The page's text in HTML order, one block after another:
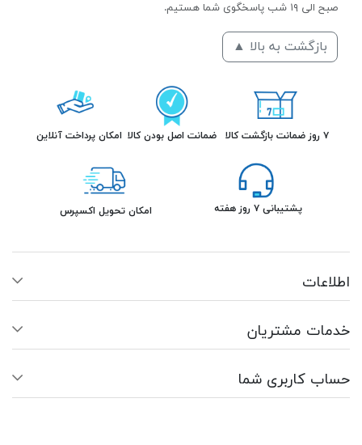
صبح الی ۱۹ شب پاسخگوی شما هستیم.
بازگشت به بالا ▲
۷ روز ضمانت بازگشت کالا ضمانت اصل بودن کالا امکان پرداخت آنلاین
پشتیبانی ۷ روز هفته امکان تحویل اکسپرس
اطلاعات
خدمات مشتریان
حساب کاربری شما